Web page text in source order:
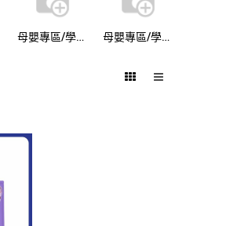
母嬰專區/學習褲 母嬰專區/學習褲/Pampers